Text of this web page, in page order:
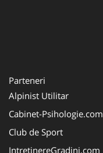
Parteneri
Alpinist Utilitar
Cabinet-Psihologie.com
Club de Sport
IntretinereGradini.com